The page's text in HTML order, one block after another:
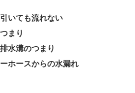
いても流れない
まり
水溝のつまり
ホースからの水漏れ